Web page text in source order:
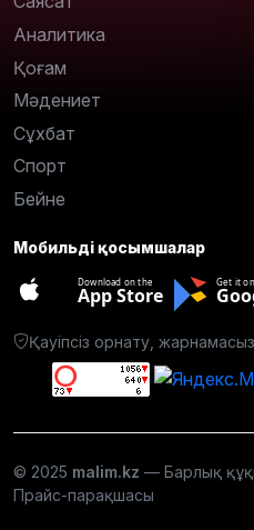
Аналитика
Қоғам
Мәдениет
Сұхбат
Спорт
Бейне
Мобильді қосымшалар
Download on the
App Store
Get it on
Қауіпсіз орнату,
© 2025 malim.kz — Барлық
Прайс-парақшасы